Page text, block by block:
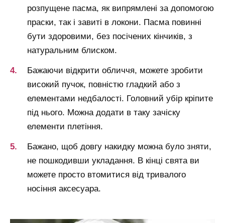
розпущене пасма, як випрямлені за допомогою
праски, так і завиті в локони. Пасма повинні
бути здоровими, без посічених кінчиків, з
натуральним блиском.
Бажаючи відкрити обличчя, можете зробити
високий пучок, повністю гладкий або з
елементами недбалості. Головний убір кріпите
під нього. Можна додати в таку зачіску
елементи плетіння.
Бажано, щоб довгу накидку можна було зняти,
не пошкодивши укладання. В кінці свята ви
можете просто втомитися від тривалого
носіння аксесуара.